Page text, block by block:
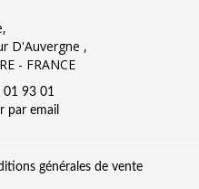
D'Auvergne ,
- FRANCE
01 93 01
par email
générales de vente